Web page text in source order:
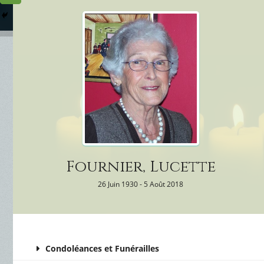
Columbarium
Services Funéraires
Fournier, Lucette
26 Juin 1930 - 5 Août 2018
Condoléances et Funérailles